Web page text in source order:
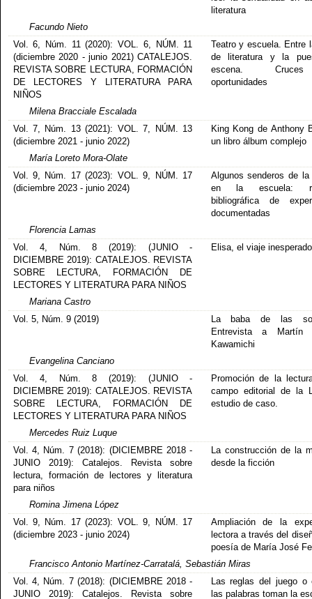
literatura
Facundo Nieto
Vol. 6, Núm. 11 (2020): VOL. 6, NÚM. 11
(diciembre 2020 - junio 2021) CATALEJOS.
REVISTA SOBRE LECTURA, FORMACIÓN
DE LECTORES Y LITERATURA PARA
NIÑOS
Teatro y escuela. Entre
de literatura y la
escena.
oportunidades
Milena Bracciale Escalada
Vol. 7, Núm. 13 (2021): VOL. 7, NÚM. 13
(diciembre 2021 - junio 2022)
King Kong de Anthony
un libro álbum complejo
María Loreto Mora-Olate
Vol. 9, Núm. 17 (2023): VOL. 9, NÚM. 17
(diciembre 2023 - junio 2024)
Algunos senderos de
en la escuela:
bibliográfica de
documentadas
Florencia Lamas
Vol. 4, Núm. 8 (2019): (JUNIO -
DICIEMBRE 2019): CATALEJOS. REVISTA
SOBRE LECTURA, FORMACIÓN DE
LECTORES Y LITERATURA PARA NIÑOS
Elisa, el viaje inesperado
Mariana Castro
Vol. 5, Núm. 9 (2019)
La baba de las
Entrevista a Martín
Kawamichi
Evangelina Canciano
Vol. 4, Núm. 8 (2019): (JUNIO -
DICIEMBRE 2019): CATALEJOS. REVISTA
SOBRE LECTURA, FORMACIÓN DE
LECTORES Y LITERATURA PARA NIÑOS
Promoción de la
campo editorial de la
estudio de caso.
Mercedes Ruiz Luque
Vol. 4, Núm. 7 (2018): (DICIEMBRE 2018 -
JUNIO 2019): Catalejos. Revista sobre
lectura, formación de lectores y literatura
para niños
La construcción de la
desde la ficción
Romina Jimena López
Vol. 9, Núm. 17 (2023): VOL. 9, NÚM. 17
(diciembre 2023 - junio 2024)
Ampliación de la
lectora a través del
poesía de María José
Francisco Antonio Martínez-Carratalá, Sebastián Miras
Vol. 4, Núm. 7 (2018): (DICIEMBRE 2018 -
JUNIO 2019): Catalejos. Revista sobre
Las reglas del juego o
las palabras toman la